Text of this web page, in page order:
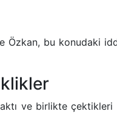
bu konudaki
ve birlikte